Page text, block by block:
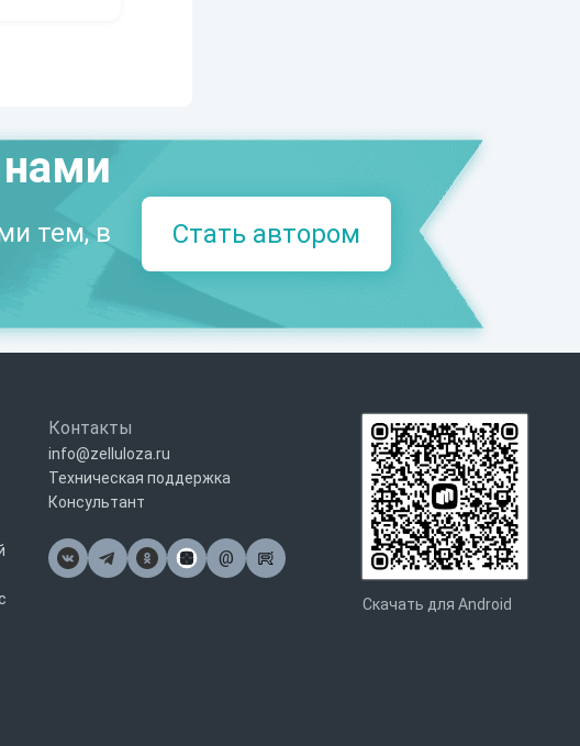
тем, в
Стать автором
Контакты
info@zelluloza.ru
Техническая поддержка
Консультант
@Почта
Скачать для Android